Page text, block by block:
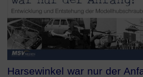
Harsewinkel war nur der